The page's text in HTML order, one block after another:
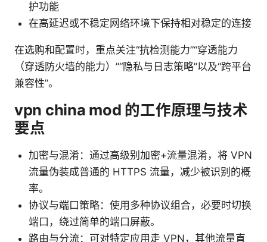
护功能
在高延迟或不稳定网络环境下保持相对稳定的连接
在选购和配置时，重点关注“抗检测能力”“穿透能力
（穿透防火墙的能力）”“隐私与日志策略”以及“跨平台
兼容性”。
vpn china mod 的工作原理与技术
要点
加密与混淆：通过高级别加密+流量混淆，将 VPN
流量伪装成普通的 HTTPS 流量，减少被识别的概
率。
协议与端口策略：使用多种协议组合，必要时切换
端口，绕过简单的端口屏蔽。
路由与分流：可对特定应用走 VPN，其他流量直